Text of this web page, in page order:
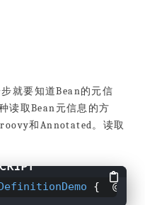
就要知道Bean的元信
读取Bean元信息的方
和Annotated。读取
{